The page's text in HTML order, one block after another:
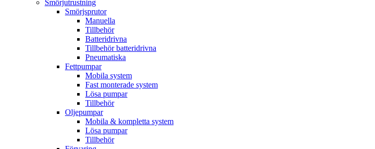
Smörjutrustning
Smörjsprutor
Manuella
Tillbehör
Batteridrivna
Tillbehör batteridrivna
Pneumatiska
Fettpumpar
Mobila system
Fast monterade system
Lösa pumpar
Tillbehör
Oljepumpar
Mobila & kompletta system
Lösa pumpar
Tillbehör